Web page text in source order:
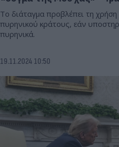
Το διάταγμα προβλέπει τη
πυρηνικού κράτους, εάν
πυρηνικά.
19.11.2024 10:50